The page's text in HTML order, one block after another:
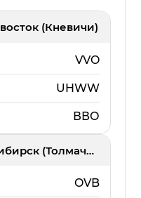
(Кневичи)
VVO
UHWW
ВВО
Новосибирск (Толмачёво)
OVB